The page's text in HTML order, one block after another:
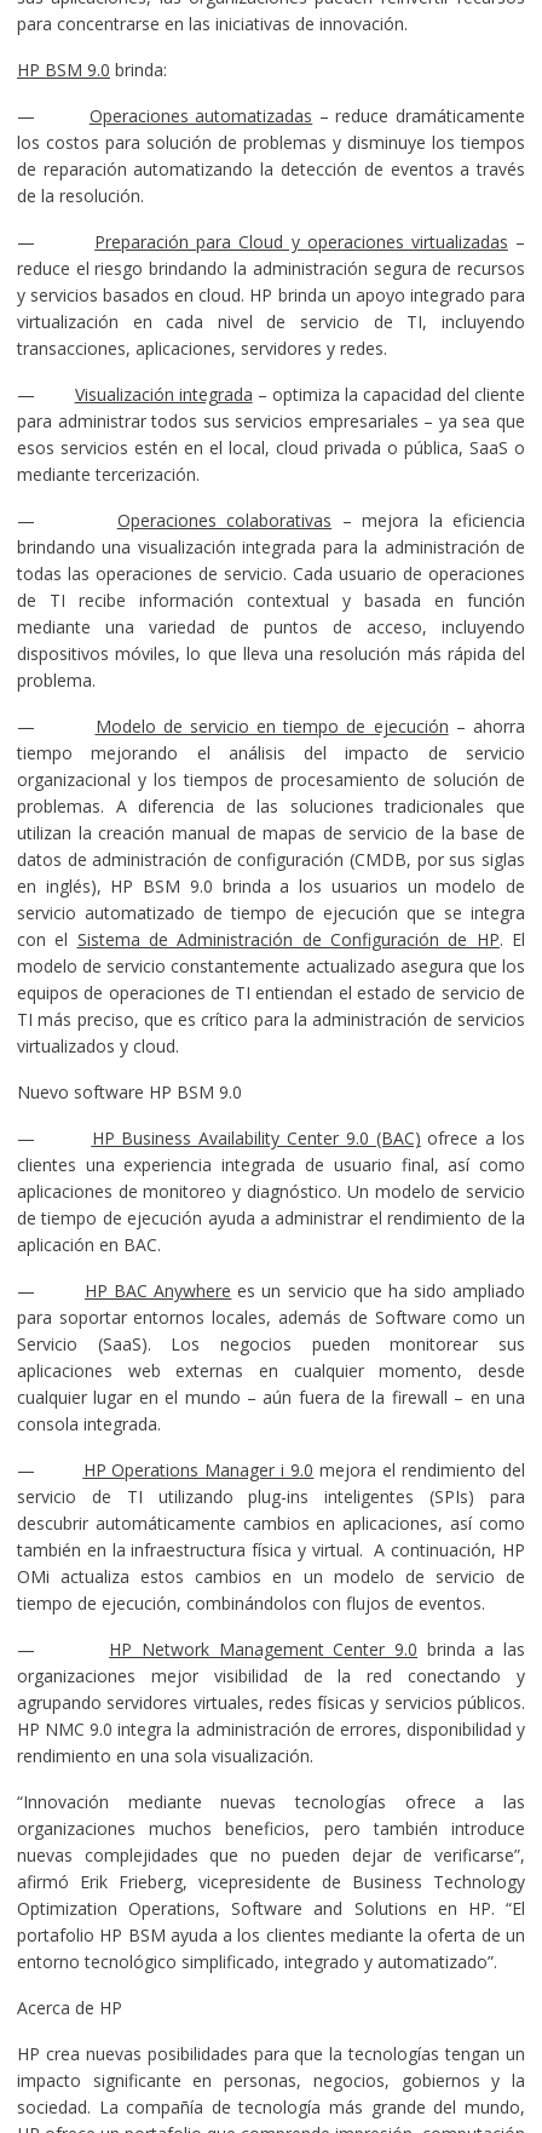
para concentrarse en las iniciativas de innovación.
HP BSM 9.0 brinda:
— Operaciones automatizadas – reduce dramáticamente
los costos para solución de problemas y disminuye los tiempos
de reparación automatizando la detección de eventos a través
de la resolución.
— Preparación para Cloud y operaciones virtualizadas –
reduce el riesgo brindando la administración segura de recursos
y servicios basados en cloud. HP brinda un apoyo integrado para
virtualización en cada nivel de servicio de TI, incluyendo
transacciones, aplicaciones, servidores y redes.
— Visualización integrada – optimiza la capacidad del cliente
para administrar todos sus servicios empresariales – ya sea que
esos servicios estén en el local, cloud privada o pública, SaaS o
mediante tercerización.
— Operaciones colaborativas – mejora la eficiencia
brindando una visualización integrada para la administración de
todas las operaciones de servicio. Cada usuario de operaciones
de TI recibe información contextual y basada en función
mediante una variedad de puntos de acceso, incluyendo
dispositivos móviles, lo que lleva una resolución más rápida del
problema.
— Modelo de servicio en tiempo de ejecución – ahorra
tiempo mejorando el análisis del impacto de servicio
organizacional y los tiempos de procesamiento de solución de
problemas. A diferencia de las soluciones tradicionales que
utilizan la creación manual de mapas de servicio de la base de
datos de administración de configuración (CMDB, por sus siglas
en inglés), HP BSM 9.0 brinda a los usuarios un modelo de
servicio automatizado de tiempo de ejecución que se integra
con el Sistema de Administración de Configuración de HP. El
modelo de servicio constantemente actualizado asegura que los
equipos de operaciones de TI entiendan el estado de servicio de
TI más preciso, que es crítico para la administración de servicios
virtualizados y cloud.
Nuevo software HP BSM 9.0
— HP Business Availability Center 9.0 (BAC) ofrece a los
clientes una experiencia integrada de usuario final, así como
aplicaciones de monitoreo y diagnóstico. Un modelo de servicio
de tiempo de ejecución ayuda a administrar el rendimiento de la
aplicación en BAC.
— HP BAC Anywhere es un servicio que ha sido ampliado
para soportar entornos locales, además de Software como un
Servicio (SaaS). Los negocios pueden monitorear sus
aplicaciones web externas en cualquier momento, desde
cualquier lugar en el mundo – aún fuera de la firewall – en una
consola integrada.
— HP Operations Manager i 9.0 mejora el rendimiento del
servicio de TI utilizando plug-ins inteligentes (SPIs) para
descubrir automáticamente cambios en aplicaciones, así como
también en la infraestructura física y virtual. A continuación, HP
OMi actualiza estos cambios en un modelo de servicio de
tiempo de ejecución, combinándolos con flujos de eventos.
— HP Network Management Center 9.0 brinda a las
organizaciones mejor visibilidad de la red conectando y
agrupando servidores virtuales, redes físicas y servicios públicos.
HP NMC 9.0 integra la administración de errores, disponibilidad y
rendimiento en una sola visualización.
“Innovación mediante nuevas tecnologías ofrece a las
organizaciones muchos beneficios, pero también introduce
nuevas complejidades que no pueden dejar de verificarse”,
afirmó Erik Frieberg, vicepresidente de Business Technology
Optimization Operations, Software and Solutions en HP. “El
portafolio HP BSM ayuda a los clientes mediante la oferta de un
entorno tecnológico simplificado, integrado y automatizado”.
Acerca de HP
HP crea nuevas posibilidades para que la tecnologías tengan un
impacto significante en personas, negocios, gobiernos y la
sociedad. La compañía de tecnología más grande del mundo,